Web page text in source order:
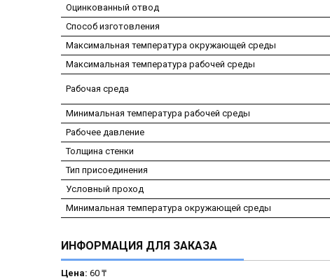
Оцинкованный отвод
Способ изготовления
Максимальная температура окружающей среды
Максимальная температура рабочей среды
Рабочая среда
Минимальная температура рабочей среды
Рабочее давление
Толщина стенки
Тип присоединения
Условный проход
Минимальная температура окружающей среды
ИНФОРМАЦИЯ ДЛЯ ЗАКАЗА
Цена: 60 ₸